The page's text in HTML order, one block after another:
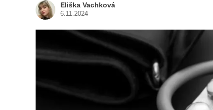
Eliška Vachková
6.11.2024